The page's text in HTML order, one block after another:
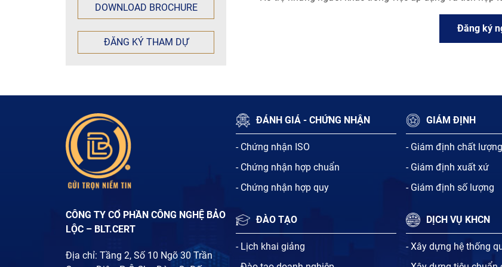
DOWNLOAD BROCHURE
ĐĂNG KÝ THAM DỰ
Đăng ký
CÔNG TY CỔ PHẦN CÔNG NGHỆ BẢO
LỘC – BLT.CERT
Địa chỉ: Tầng 2, Số 10 Ngõ 30 Trần
ĐÁNH GIÁ - CHỨNG NHẬN
- Chứng nhận ISO
- Chứng nhận hợp chuẩn
- Chứng nhận hợp quy
ĐÀO TẠO
- Lịch khai giảng
GIÁM ĐỊNH
- Giám định chất lượng
- Giám định xuất xứ
- Giám định số lượng
DỊCH VỤ KHCN
- Xây dựng hệ thống